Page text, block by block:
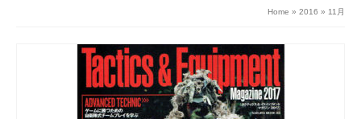
Home » 2016 » 11月